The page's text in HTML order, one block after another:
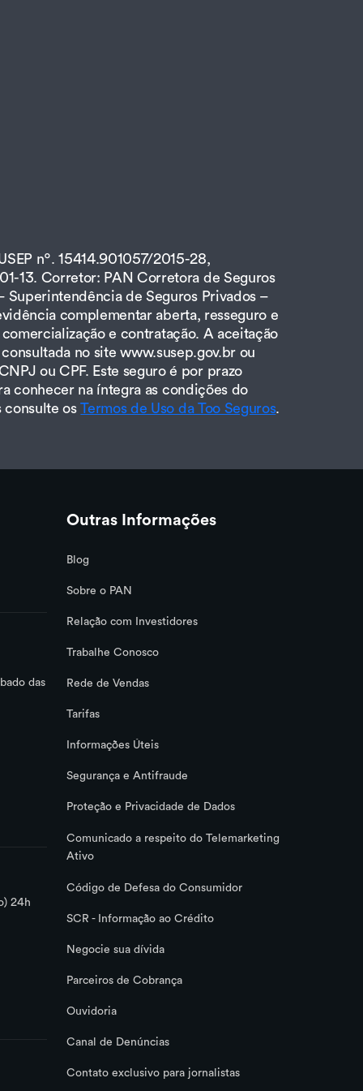
nº. 15414.901057/2015-28,
13. Corretor: PAN Corretora de Seguros
Superintendência de Seguros Privados –
complementar aberta, resseguro e
e contratação. A aceitação
no site www.susep.gov.br ou
ou CPF. Este seguro é por prazo
conhecer na íntegra as condições do
consulte osTermos de Uso da Too Seguros.
das
24h
Outras Informações
Blog
Sobre o PAN
Relação com Investidores
Trabalhe Conosco
Rede de Vendas
Tarifas
Informações Úteis
Segurança e Antifraude
Proteção e Privacidade de Dados
Comunicado a respeito do Telemarketing
Ativo
Código de Defesa do Consumidor
SCR - Informação ao Crédito
Negocie sua dívida
Parceiros de Cobrança
Ouvidoria
Canal de Denúncias
Contato exclusivo para jornalistas